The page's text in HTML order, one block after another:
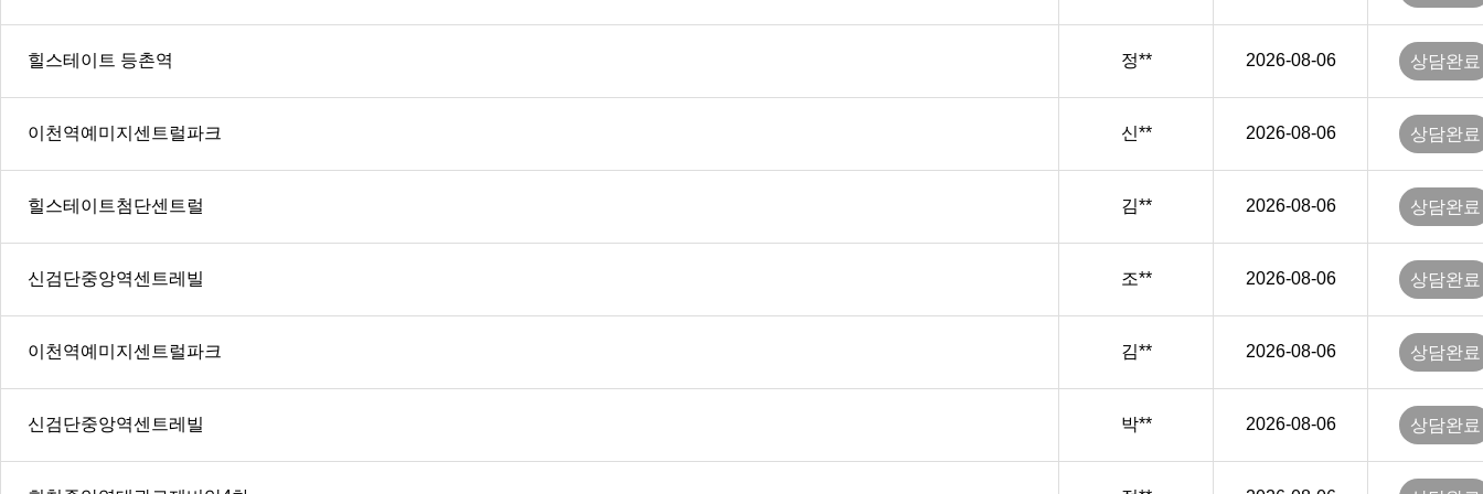
힐스테이트 등촌역 정** 2026-08-06 상담완료
이천역예미지센트럴파크 신** 2026-08-06 상담완료
힐스테이트첨단센트럴 김** 2026-08-06 상담완료
신검단중앙역센트레빌 조** 2026-08-06 상담완료
이천역예미지센트럴파크 김** 2026-08-06 상담완료
신검단중앙역센트레빌 박** 2026-08-06 상담완료